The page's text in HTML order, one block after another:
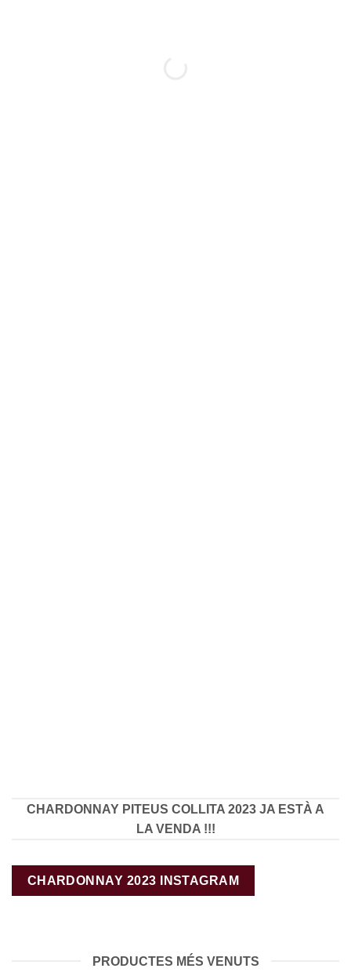
CHARDONNAY PITEUS COLLITA 2023 JA ESTÀ A
LA VENDA !!!
CHARDONNAY 2023 INSTAGRAM
PRODUCTES MÉS VENUTS